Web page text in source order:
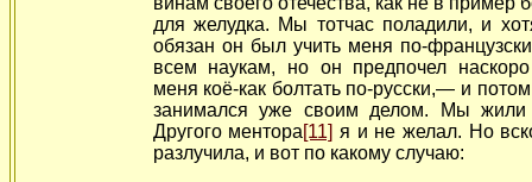
для желудка. Мы тотчас поладили, и
обязан он был учить меня по-
всем наукам, но он предпочел
меня коё-как болтать по-русски,— и
занимался уже своим делом. Мы
Другого ментора[11] я и не желал. Но
разлучила, и вот по какому случаю: